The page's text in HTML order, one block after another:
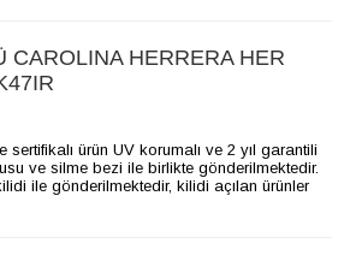
CAROLINA HERRERA HER
ürün UV korumalı ve 2 yıl garantili
ve silme bezi ile birlikte gönderilmektedir.
ile gönderilmektedir, kilidi açılan ürünler